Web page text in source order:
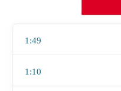
1:49
1:10